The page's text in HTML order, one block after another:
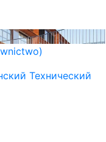
Технический